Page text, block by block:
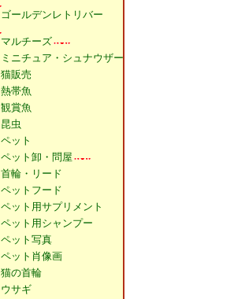
ゴールデンレトリバー
マルチーズ
ミニチュア・シュナウザー
猫販売
熱帯魚
観賞魚
昆虫
ペット
ペット卸・問屋
首輪・リード
ペットフード
ペット用サプリメント
ペット用シャンプー
ペット写真
ペット肖像画
猫の首輪
ウサギ